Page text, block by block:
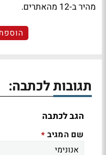
מהיר ב-12 מהאתרים.
תגובות לכתבה:
הגב לכתבה
שם המגיב *